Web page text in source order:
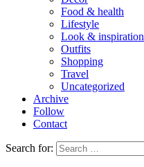
Food & health
Lifestyle
Look & inspiration
Outfits
Shopping
Travel
Uncategorized
Archive
Follow
Contact
Search for: